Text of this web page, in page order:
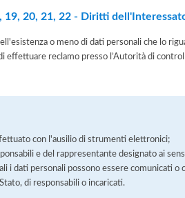
19, 20, 21, 22 - Diritti
o meno di dati personali che lo
effettuare reclamo presso l’Autorità di
con l'ausilio di strumenti elettronici;
e del rappresentante designato ai
i dati personali possono essere comunicati o
di responsabili o incaricati.